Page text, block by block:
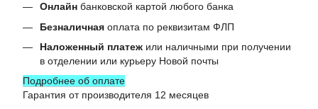
Онлайн банковской картой любого банка
Безналичная оплата по реквизитам ФЛП
Наложенный платеж или наличными при получении
в отделении или курьеру Новой почты
Подробнее об оплате
Гарантия от производителя 12 месяцев